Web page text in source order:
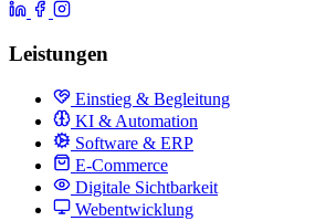
Leistungen
Einstieg & Begleitung
KI & Automation
Software & ERP
E-Commerce
Digitale Sichtbarkeit
Webentwicklung